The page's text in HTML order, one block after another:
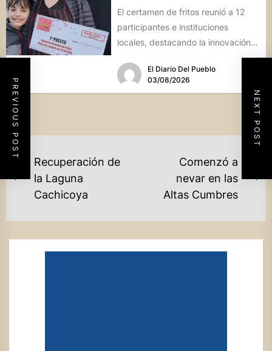
PREVIOUS POST NEXT POST
El certamen de fritos reunió a 12
participantes e instituciones
locales, destacando la innovación
culinaria y el profundo arraigo de...
El Diario Del Pueblo
03/08/2026
NAVEGACIÓN
DE
ENTRADAS
Previous
post:
Recuperación de
la Laguna
Cachicoya
Comenzó a
nevar en las
Altas Cumbres